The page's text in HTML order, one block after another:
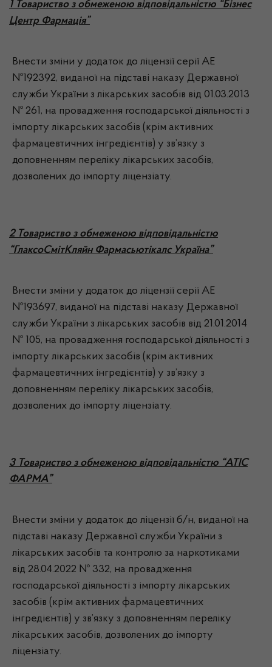
1 Товариство з обмеженою відповідальністю “Бізнес
Центр Фармація”
Внести зміни у додаток до ліцензії серії АЕ
№192392, виданої на підставі наказу Державної
служби України з лікарських засобів від 01.03.2013
№ 261, на провадження господарської діяльності з
імпорту лікарських засобів (крім активних
фармацевтичних інгредієнтів) у зв’язку з
доповненням переліку лікарських засобів,
дозволених до імпорту ліцензіату.
2 Товариство з обмеженою відповідальністю
“ГлаксоСмітКляйн Фармасьютікалс Україна”
Внести зміни у додаток до ліцензії серії АЕ
№193697, виданої на підставі наказу Державної
служби України з лікарських засобів від 21.01.2014
№ 105, на провадження господарської діяльності з
імпорту лікарських засобів (крім активних
фармацевтичних інгредієнтів) у зв’язку з
доповненням переліку лікарських засобів,
дозволених до імпорту ліцензіату.
3 Товариство з обмеженою відповідальністю “АТІС
ФАРМА”
Внести зміни у додаток до ліцензії б/н, виданої на
підставі наказу Державної служби України з
лікарських засобів та контролю за наркотиками
від 28.04.2022 № 332, на провадження
господарської діяльності з імпорту лікарських
засобів (крім активних фармацевтичних
інгредієнтів) у зв’язку з доповненням переліку
лікарських засобів, дозволених до імпорту
ліцензіату.